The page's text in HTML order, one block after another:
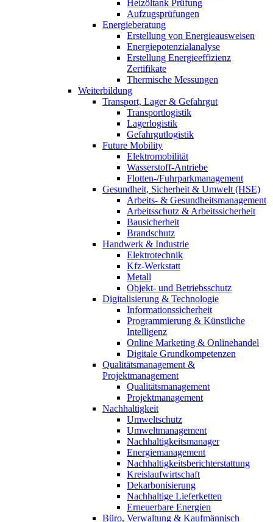
Heizöltank Prüfung
Aufzugsprüfungen
Energieberatung
Erstellung von Energieausweisen
Energiepotenzialanalyse
Erstellung Energieeffizienz
Zertifikate
Thermische Messungen
Weiterbildung
Transport, Lager & Gefahrgut
Transportlogistik
Lagerlogistik
Gefahrgutlogistik
Future Mobility
Elektromobilität
Wasserstoff-Antriebe
Flotten-/Fuhrparkmanagement
Gesundheit, Sicherheit & Umwelt (HSE)
Arbeits- & Gesundheitsmanagement
Arbeitsschutz & Arbeitssicherheit
Bausicherheit
Brandschutz
Handwerk & Industrie
Elektrotechnik
Kfz-Werkstatt
Metall
Objekt- und Betriebsschutz
Digitalisierung & Technologie
Informationssicherheit
Programmierung & Künstliche
Intelligenz
Online Marketing & Onlinehandel
Digitale Grundkompetenzen
Qualitätsmanagement &
Projektmanagement
Qualitätsmanagement
Projektmanagement
Nachhaltigkeit
Umweltschutz
Umweltmanagement
Nachhaltigkeitsmanager
Energiemanagement
Nachhaltigkeitsberichterstattung
Kreislaufwirtschaft
Dekarbonisierung
Nachhaltige Lieferketten
Erneuerbare Energien
Büro, Verwaltung & Kaufmännisch